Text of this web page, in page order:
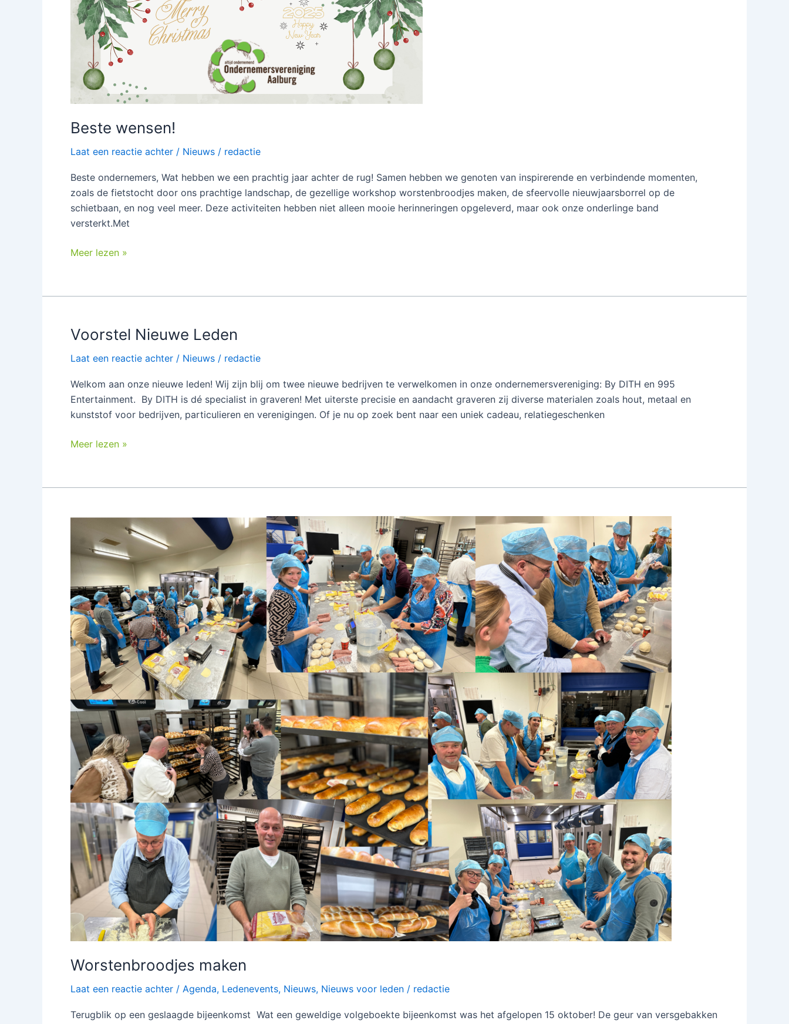
Beste wensen!
Laat een reactie achter / Nieuws / redactie
Beste ondernemers, Wat hebben we een prachtig jaar achter de rug! Samen hebben we genoten van inspirerende en verbindende momenten,
zoals de fietstocht door ons prachtige landschap, de gezellige workshop worstenbroodjes maken, de sfeervolle nieuwjaarsborrel op de
schietbaan, en nog veel meer. Deze activiteiten hebben niet alleen mooie herinneringen opgeleverd, maar ook onze onderlinge band
versterkt.Met
wensen!
Meer lezen »
Voorstel Nieuwe Leden
Laat een reactie achter / Nieuws / redactie
Welkom aan onze nieuwe leden! Wij zijn blij om twee nieuwe bedrijven te verwelkomen in onze ondernemersvereniging: By DITH en 995
Entertainment. By DITH is dé specialist in graveren! Met uiterste precisie en aandacht graveren zij diverse materialen zoals hout, metaal en
kunststof voor bedrijven, particulieren en verenigingen. Of je nu op zoek bent naar een uniek cadeau, relatiegeschenken
Voorstel
Leden
Meer lezen »
Worstenbroodjes maken
Laat een reactie achter / Agenda, Ledenevents, Nieuws, Nieuws voor leden / redactie
Terugblik op een geslaagde bijeenkomst Wat een geweldige volgeboekte bijeenkomst was het afgelopen 15 oktober! De geur van versgebakken
Worstenbroodjes